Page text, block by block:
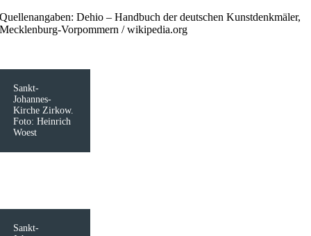
Quellenangaben: Dehio – Handbuch der deutschen Kunstdenkmäler,
Mecklenburg-Vorpommern / wikipedia.org
Sankt-
Johannes-
Kirche Zirkow.
Foto: Heinrich
Woest
Sankt-